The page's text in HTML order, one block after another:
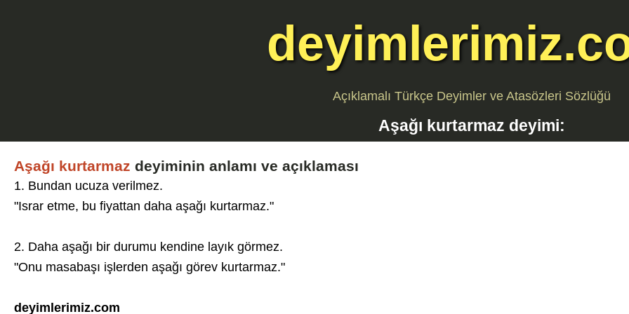
Açıklamalı Türkçe Deyimler ve Atasözleri Sözlüğü
Aşağı kurtarmaz deyimi:
Aşağı kurtarmaz deyiminin anlamı ve açıklaması
1. Bundan ucuza verilmez.
"Israr etme, bu fiyattan daha aşağı kurtarmaz."
2. Daha aşağı bir durumu kendine layık görmez.
"Onu masabaşı işlerden aşağı görev kurtarmaz."
deyimlerimiz.com